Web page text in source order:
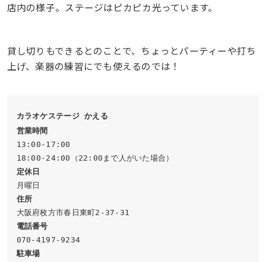
店内の様子。ステージはピカピカ光っています。
貸し切りもできるとのことで、ちょっとパーティーや打ち
上げ、楽器の練習にでも使えるのでは！
カラオケステージ かえる
営業時間
13:00-17:00
定休日
住所
駐車場